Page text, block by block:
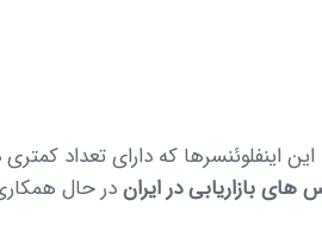
اینفلوئنسرها که دارای تعداد کمتری
های بازاریابی در ایراندر حال همکاری